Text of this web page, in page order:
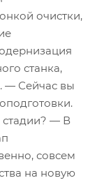
очистки,
станка,
— Сейчас вы
стадии? — В
совсем
на новую